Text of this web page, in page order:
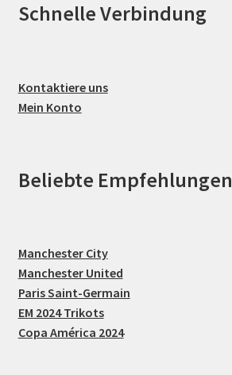
Schnelle Verbindung
Kontaktiere uns
Mein Konto
Beliebte Empfehlungen
Manchester City
Manchester United
Paris Saint-Germain
EM 2024 Trikots
Copa América 2024